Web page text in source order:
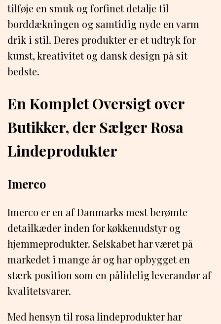
tilføje en smuk og forfinet detalje til
borddækningen og samtidig nyde en varm
drik i stil. Deres produkter er et udtryk for
kunst, kreativitet og dansk design på sit
bedste.
En Komplet Oversigt over
Butikker, der Sælger Rosa
Lindeprodukter
Imerco
Imerco er en af ​​Danmarks mest berømte
detailkæder inden for køkkenudstyr og
hjemmeprodukter. Selskabet har været på
markedet i mange år og har opbygget en
stærk position som en pålidelig leverandør af
kvalitetsvarer.
Med hensyn til rosa lindeprodukter har